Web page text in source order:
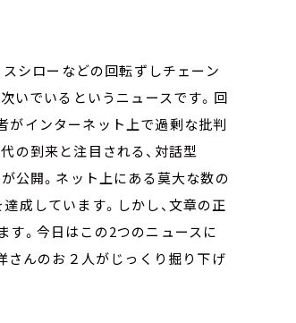
シローなどの回転ずしチェーン
いでいるというニュースです。回
がインターネット上で過剰な批判
の到来と注目される、対話型
公開。ネット上にある莫大な数の
成しています。しかし、文章の正
す。今日はこの2つのニュースに
さんのお２人がじっくり掘り下げ